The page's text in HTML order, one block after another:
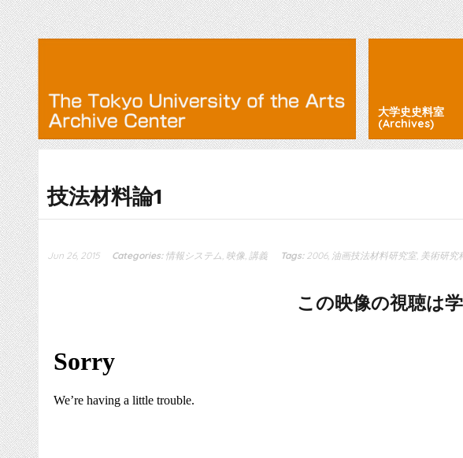
大学史史料室
(Archives)
技法材料論1
Jun 26, 2015 Categories: 情報システム, 映像, 講義 Tags: 2006, 油画技法材料研究室, 美術研究
この映像の視聴は